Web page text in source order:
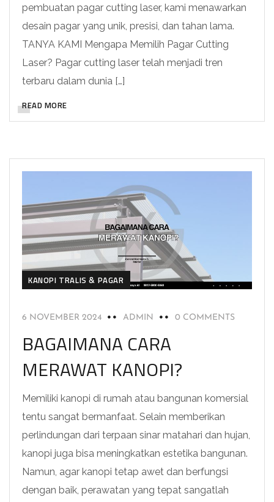
pembuatan pagar cutting laser, kami menawarkan
desain pagar yang unik, presisi, dan tahan lama.
TANYA KAMI Mengapa Memilih Pagar Cutting
Laser? Pagar cutting laser telah menjadi tren
terbaru dalam dunia […]
READ MORE
KANOPI TRALIS & PAGAR
6 NOVEMBER 2024 ADMIN 0 COMMENTS
BAGAIMANA CARA
MERAWAT KANOPI?
Memiliki kanopi di rumah atau bangunan komersial
tentu sangat bermanfaat. Selain memberikan
perlindungan dari terpaan sinar matahari dan hujan,
kanopi juga bisa meningkatkan estetika bangunan.
Namun, agar kanopi tetap awet dan berfungsi
dengan baik, perawatan yang tepat sangatlah